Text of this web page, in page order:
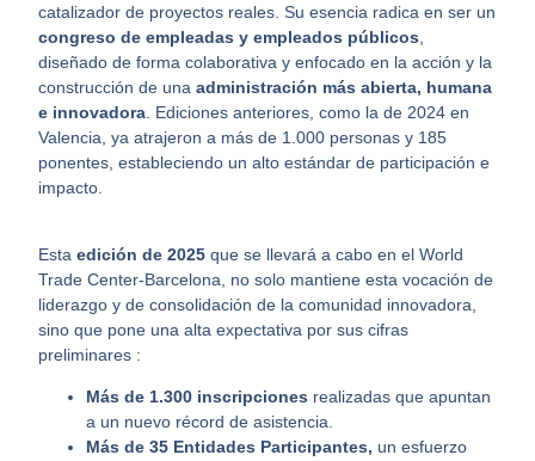
catalizador de proyectos reales. Su esencia radica en ser un
congreso de empleadas y empleados públicos
diseñado de forma colaborativa y enfocado en la acción y la
construcción de unaadministración más abierta, humana
e innovadora . Ediciones anteriores, como la de 2024 en
Valencia, ya atrajeron a más de 1.000 personas y 185
ponentes, estableciendo un alto estándar de participación e
impacto.
Estaedición de 2025 que se llevará a cabo en el World
Trade Center-Barcelona, no solo mantiene esta vocación de
liderazgo y de consolidación de la comunidad innovadora,
sino que pone una alta expectativa por sus cifras
preliminares :
Más de 1.300 inscripciones realizadas que apuntan
a un nuevo récord de asistencia.
Más de 35 Entidades Participantes, un esfuerzo